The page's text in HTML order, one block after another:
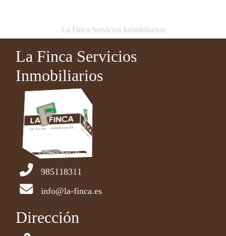
La Finca Servicios Inmobiliarios
La Finca Servicios
Inmobiliarios
985118311
info@la-finca.es
Dirección